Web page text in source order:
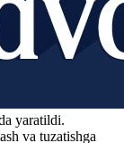
yaratildi.
va tuzatishga